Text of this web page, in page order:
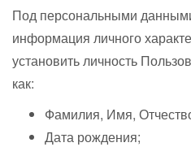
Под персональными
информация личного
установить личность
как:
Фамилия, Имя,
Дата рождения;